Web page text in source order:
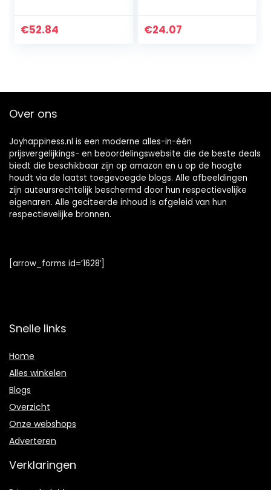
€52.84 €24.07
Over ons
Joyhappiness.nl is een moderne alles-in-één
prijsvergelijkings- en beoordelingswebsite die de beste deals
biedt die beschikbaar zijn op amazon en u op de hoogte
houdt via de laatst toegevoegde blogs. Alle afbeeldingen
zijn auteursrechtelijk beschermd door hun respectievelijke
eigenaren. Alle geciteerde inhoud is afgeleid van hun
respectievelijke bronnen.
[arrow_forms id=’1628′]
Snelle links
Home
Alles winkelen
Blogs
Overzicht
Onze webshops
Adverteren
Verklaringen